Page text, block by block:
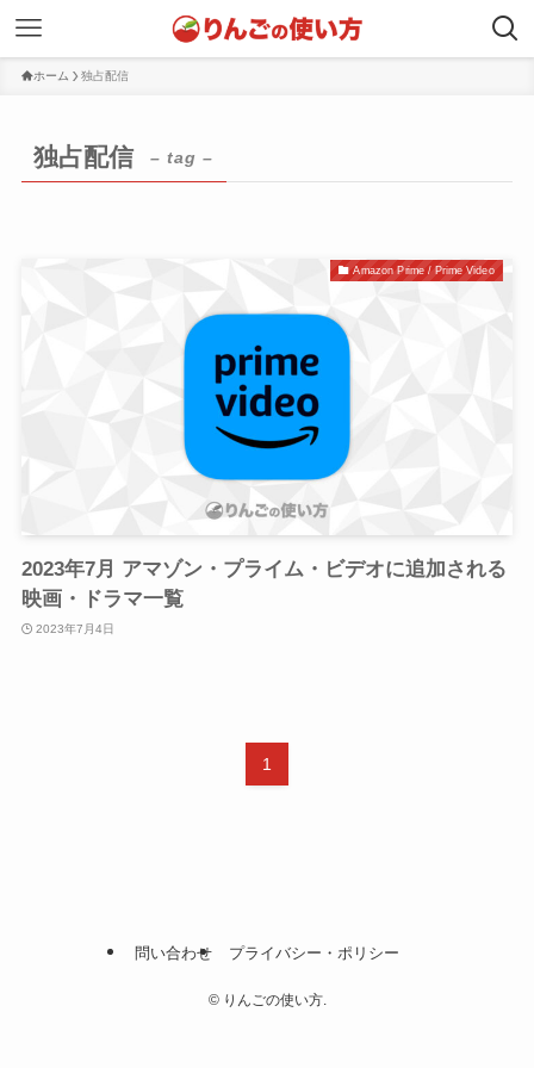
ホーム 独占配信
独占配信 – tag –
Amazon Prime / Prime Video
2023年7月 アマゾン・プライム・ビデオに追加される
映画・ドラマ一覧
2023年7月4日
1
問い合わせ プライバシー・ポリシー
©りんごの使い方.